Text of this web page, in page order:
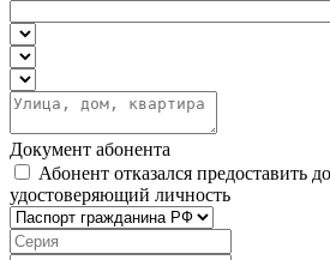
Документ абонента
Абонент отказался предоставить
удостоверяющий личность